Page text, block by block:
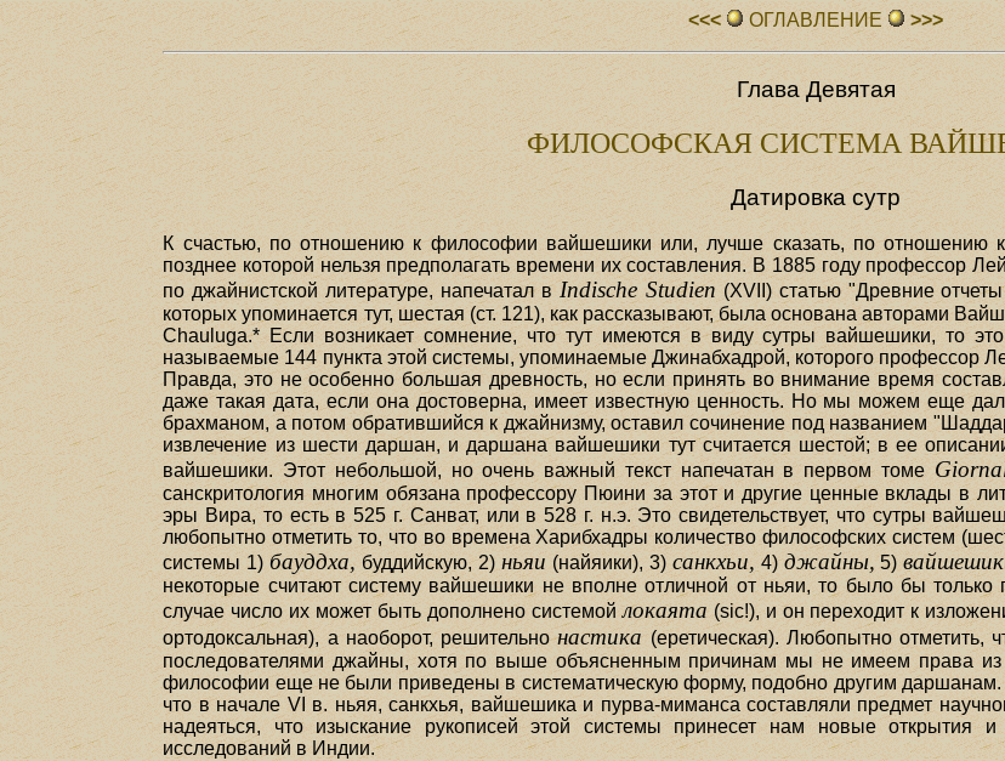
<<< ОГЛАВЛЕHИЕ >>>
Глава Девятая
ФИЛОСОФСКАЯ СИСТЕМА
Датировка сутр
К счастью, по отношению к философии вайшешики или, лучше сказать, по отношению
позднее которой нельзя предполагать времени их составления. В 1885 году профессор
по джайнистской литературе, напечатал в Indische Studien (XVII) статью "Древние
которых упоминается тут, шестая (ст. 121), как рассказывают, была основана авторами
Chauluga.* Если возникает сомнение, что тут имеются в виду сутры вайшешики, то
называемые 144 пункта этой системы, упоминаемые Джинабхадрой, которого профессор
Правда, это не особенно большая древность, но если принять во внимание время
даже такая дата, если она достоверна, имеет известную ценность. Но мы можем еще
брахманом, а потом обратившийся к джайнизму, оставил сочинение под названием
извлечение из шести даршан, и даршана вайшешики тут считается шестой; в ее
вайшешики. Этот небольшой, но очень важный текст напечатан в первом томе
санскритология многим обязана профессору Пюини за этот и другие ценные вклады в
эры Вира, то есть в 525 г. Санват, или в 528 г. н.э. Это свидетельствует, что сутры
любопытно отметить то, что во времена Харибхадры количество философских систем
системы 1)бауддха, буддийскую, 2) ньяи (найяики), 3) санкхьи, 4)джайны, 5)
некоторые считают систему вайшешики не вполне отличной от ньяи, то было бы только
случае число их может быть дополнено системойлокаята (sic!), и он переходит к
ортодоксальная), а наоборот, решительнонастика(еретическая). Любопытно отметить,
последователями джайны, хотя по выше объясненным причинам мы не имеем права из
философии еще не были приведены в систематическую форму, подобно другим
что в начале VI в. ньяя, санкхья, вайшешика и пурва-миманса составляли предмет
надеяться, что изыскание рукописей этой системы принесет нам новые открытия и
исследований в Индии.